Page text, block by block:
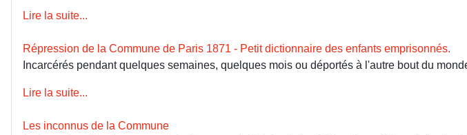
Lire la suite...
Répression de la Commune de Paris 1871 - Petit dictionnaire des enfants emprisonnés.
Incarcérés pendant quelques semaines, quelques mois ou déportés à l'autre bout du
Lire la suite...
Les inconnus de la Commune